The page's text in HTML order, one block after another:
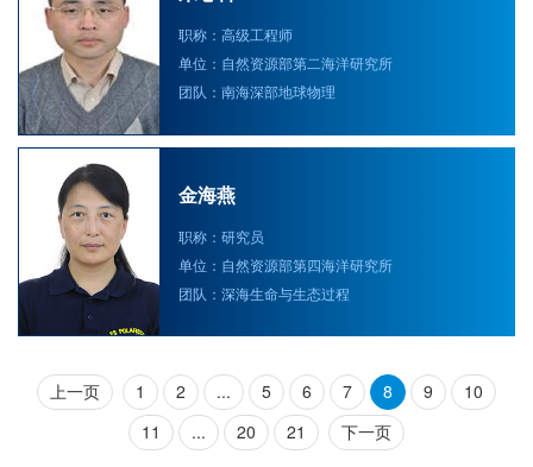
职称：高级工程师
单位：自然资源部第二海洋研究所
团队：南海深部地球物理
金海燕
职称：研究员
单位：自然资源部第四海洋研究所
团队：深海生命与生态过程
上一页 1 2 ... 5 6 7 8 9
10
11
... 20 21 下一页